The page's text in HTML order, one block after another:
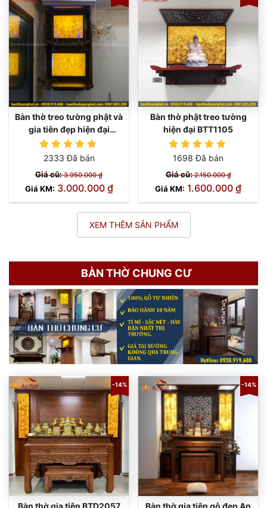
Bàn thờ treo tường phật và
gia tiên đẹp hiện đại
BTT1100
2333 Đã bán
Giá cũ:3.950.000 ₫
Giá KM: 3.000.000 ₫
Bàn thờ phật treo tường
hiện đại BTT1105
1698 Đã bán
Giá cũ:2.150.000 ₫
Giá KM: 1.600.000 ₫
XEM THÊM SẢN PHẨM
BÀN THỜ CHUNG CƯ
-14%
Bàn thờ gia tiên BTD2057
-14%
Bàn thờ gia tiên gỗ đẹp An